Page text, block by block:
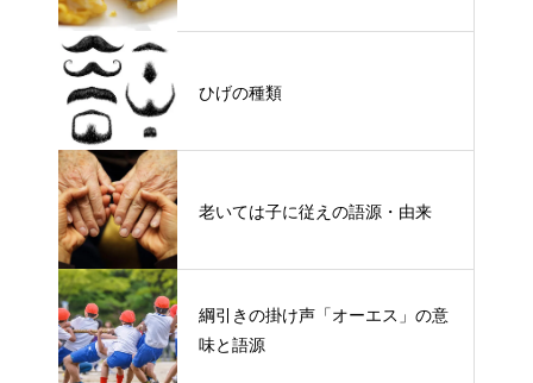
ひげの種類
老いては子に従えの語源・由来
綱引きの掛け声「オーエス」の意
味と語源